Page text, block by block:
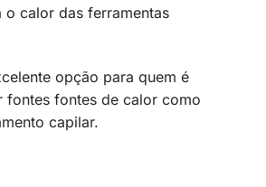
o calor das ferramentas
opção para quem é
fontes fontes de calor como
capilar.